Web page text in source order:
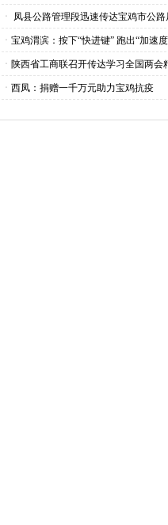
ㆍ
凤县公路管理段迅速传达宝鸡市公
工作会议精神
ㆍ 宝鸡渭滨：按下“快进键” 跑出“加速
调研辖区企业复工复产情况
ㆍ 陕西省工商联召开传达学习全国两会
ㆍ 西凤：捐赠一千万元助力宝鸡抗疫